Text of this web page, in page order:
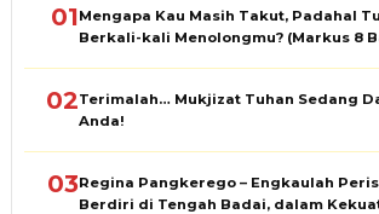
01Mengapa Kau Masih Takut, Padahal
Berkali-kali Menolongmu? (Markus 8
02Terimalah… Mukjizat Tuhan Sedang
Anda!
03Regina Pangkerego – Engkaulah
Berdiri di Tengah Badai, dalam